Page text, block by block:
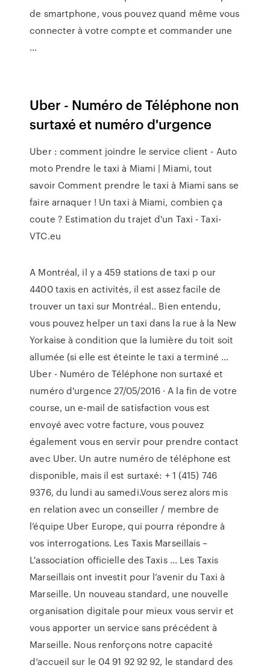
de smartphone, vous pouvez quand même vous
connecter à votre compte et commander une
…
Uber - Numéro de Téléphone non
surtaxé et numéro d'urgence
Uber : comment joindre le service client - Auto
moto Prendre le taxi à Miami | Miami, tout
savoir Comment prendre le taxi à Miami sans se
faire arnaquer ! Un taxi à Miami, combien ça
coute ? Estimation du trajet d'un Taxi - Taxi-
VTC.eu
A Montréal, il y a 459 stations de taxi p our
4400 taxis en activités, il est assez facile de
trouver un taxi sur Montréal.. Bien entendu,
vous pouvez helper un taxi dans la rue à la New
Yorkaise à condition que la lumière du toit soit
allumée (si elle est éteinte le taxi a terminé …
Uber - Numéro de Téléphone non surtaxé et
numéro d'urgence 27/05/2016 · A la fin de votre
course, un e-mail de satisfaction vous est
envoyé avec votre facture, vous pouvez
également vous en servir pour prendre contact
avec Uber. Un autre numéro de téléphone est
disponible, mais il est surtaxé: + 1 (415) 746
9376, du lundi au samedi.Vous serez alors mis
en relation avec un conseiller / membre de
l’équipe Uber Europe, qui pourra répondre à
vos interrogations. Les Taxis Marseillais –
L'association officielle des Taxis ... Les Taxis
Marseillais ont investit pour l’avenir du Taxi à
Marseille. Un nouveau standard, une nouvelle
organisation digitale pour mieux vous servir et
vous apporter un service sans précédent à
Marseille. Nous renforçons notre capacité
d’accueil sur le 04 91 92 92 92, le standard des